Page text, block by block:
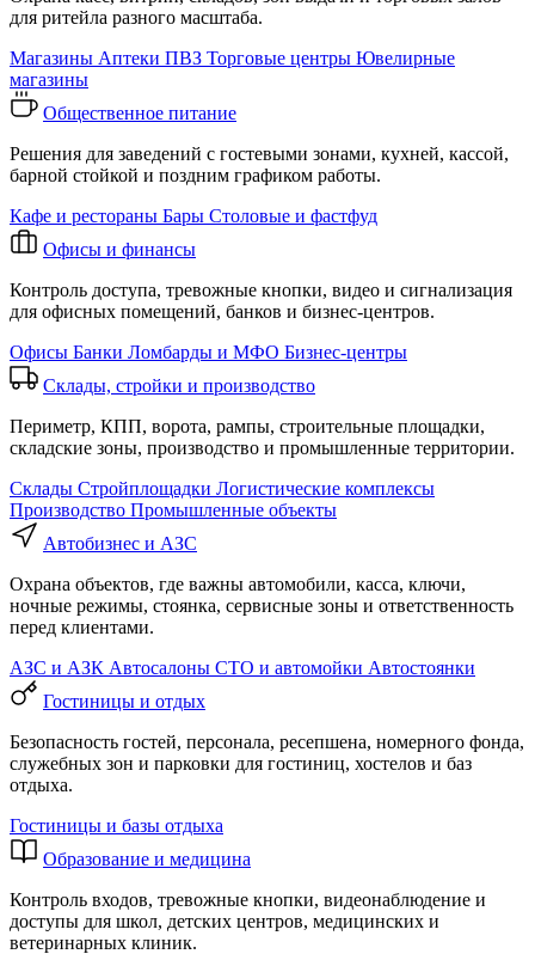
для ритейла разного масштаба.
Магазины Аптеки ПВЗ Торговые центры Ювелирные
магазины
Общественное питание
Решения для заведений с гостевыми зонами, кухней, кассой,
барной стойкой и поздним графиком работы.
Кафе и рестораны Бары Столовые и фастфуд
Офисы и финансы
Контроль доступа, тревожные кнопки, видео и сигнализация
для офисных помещений, банков и бизнес-центров.
Офисы Банки Ломбарды и МФО Бизнес-центры
Склады, стройки и производство
Периметр, КПП, ворота, рампы, строительные площадки,
складские зоны, производство и промышленные территории.
Склады Стройплощадки Логистические комплексы
Производство Промышленные объекты
Автобизнес и АЗС
Охрана объектов, где важны автомобили, касса, ключи,
ночные режимы, стоянка, сервисные зоны и ответственность
перед клиентами.
АЗС и АЗК Автосалоны СТО и автомойки Автостоянки
Гостиницы и отдых
Безопасность гостей, персонала, ресепшена, номерного фонда,
служебных зон и парковки для гостиниц, хостелов и баз
отдыха.
Гостиницы и базы отдыха
Образование и медицина
Контроль входов, тревожные кнопки, видеонаблюдение и
доступы для школ, детских центров, медицинских и
ветеринарных клиник.